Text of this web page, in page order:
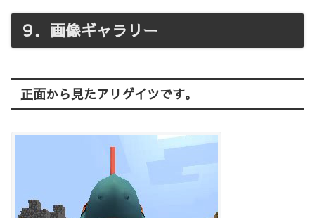
９．画像ギャラリー
正面から見たアリゲイツです。